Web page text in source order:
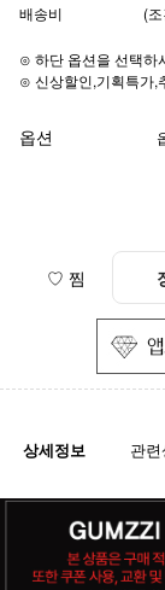
배송비 (
⊙ 하단 옵션을 선택하
⊙ 신상할인,기획특가,
옵션
♡ 찜
상세정보 관